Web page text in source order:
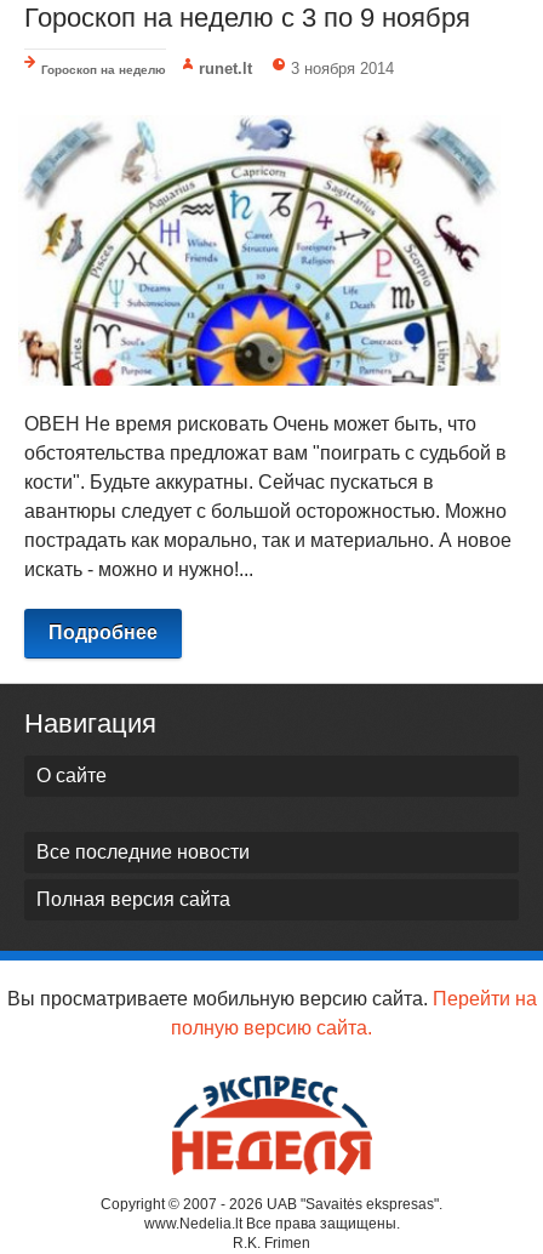
Гороскоп на неделю c 3 по 9 ноября
Гороскоп на неделю runet.lt 3 ноября 2014
ОВЕН Не время рисковать Очень может быть, что
обстоятельства предложат вам "поиграть с судьбой в
кости". Будьте аккуратны. Сейчас пускаться в
авантюры следует с большой осторожностью. Можно
пострадать как морально, так и материально. А новое
искать - можно и нужно!...
Подробнее
Навигация
О сайте
Все последние новости
Полная версия сайта
Вы просматриваете мобильную версию сайта. Перейти на
полную версию сайта.
Copyright © 2007 - 2026 UAB "Savaitės ekspresas".
www.Nedelia.lt Все права защищены.
R.K. Frimen